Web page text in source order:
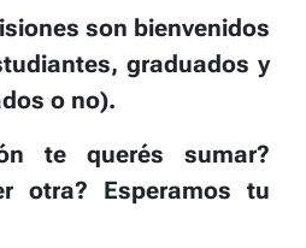
son bienvenidos
graduados y
o no).
te querés sumar?
otra? Esperamos tu